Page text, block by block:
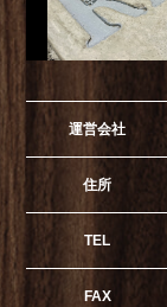
運営会社
住所
TEL
FAX